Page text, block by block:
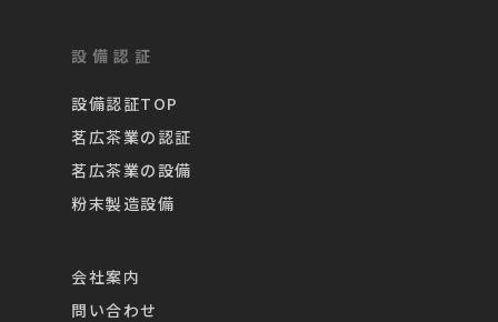
設備認証
設備認証TOP
茗広茶業の認証
茗広茶業の設備
粉末製造設備
会社案内
問い合わせ